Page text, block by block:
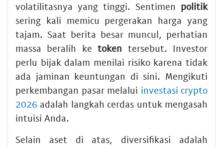
volatilitasnya yang tinggi. Sentimen politik
sering kali memicu pergerakan harga yang
tajam. Saat berita besar muncul, perhatian
massa beralih ketoken tersebut. Investor
perlu bijak dalam menilai risiko karena tidak
ada jaminan keuntungan di sini. Mengikuti
perkembangan pasar melalui investasi crypto
2026 adalah langkah cerdas untuk mengasah
intuisi Anda.
Selain aset di atas, diversifikasi adalah